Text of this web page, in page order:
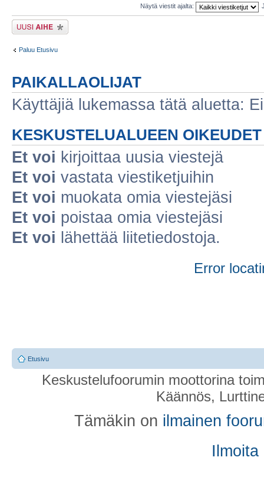
Näytä viestit ajalta:
Lähetä uusi viesti
Paluu Etusivu
PAIKALLAOLIJAT
Käyttäjiä lukemassa tätä aluetta:
KESKUSTELUALUEEN OIKEUDET
Et voi kirjoittaa uusia viestejä
Et voi vastata viestiketjuihin
Et voi muokata omia viestejäsi
Et voi poistaa omia viestejäsi
Et voi lähettää liitetiedostoja.
Error
Etusivu
Keskustelufoorumin moottorina
Käännös,
Tämäkin on ilmainen